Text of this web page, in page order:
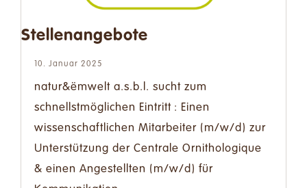
Stellenangebote
10. Januar 2025
natur&ëmwelt a.s.b.l. sucht zum
schnellstmöglichen Eintritt : Einen
wissenschaftlichen Mitarbeiter (m/w/d) zur
Unterstützung der Centrale Ornithologique
& einen Angestellten (m/w/d) für